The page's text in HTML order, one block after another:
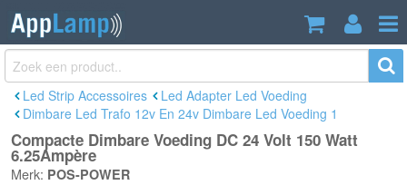
Compacte Dimbare Voeding DC 24 Volt
150 Watt 6.25Ampère
€94,00
Led Strip Accessoires
Led Adapter Led Voeding
Dimbare Led Trafo 12v En 24v Dimbare Led Voeding 1
Compacte Dimbare Voeding DC 24 Volt 150 Watt
6.25Ampère
Merk: POS-POWER